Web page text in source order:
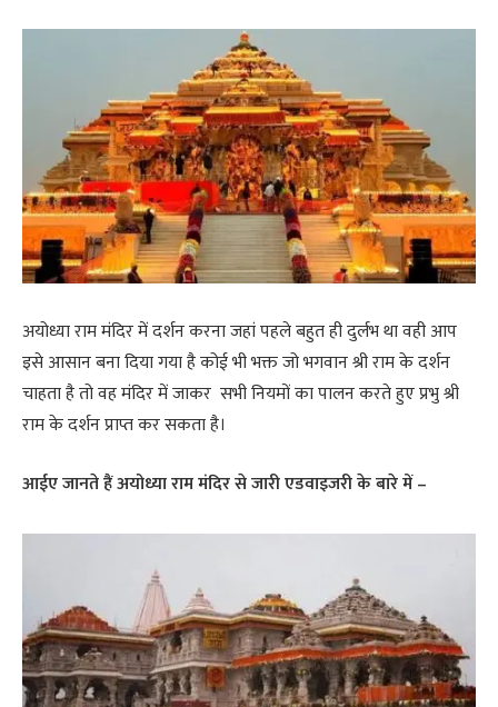
अयोध्या राम मंदिर में दर्शन करना जहां पहले बहुत ही दुर्लभ था वही आप
इसे आसान बना दिया गया है कोई भी भक्त जो भगवान श्री राम के दर्शन
चाहता है तो वह मंदिर में जाकर सभी नियमों का पालन करते हुए प्रभु श्री
राम के दर्शन प्राप्त कर सकता है।
आईए जानते हैं अयोध्या राम मंदिर से जारी एडवाइजरी के बारे में –